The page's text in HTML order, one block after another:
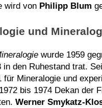
wird von Philipp Blum
und
wurde 1959
in den Ruhestand trat.
für Mineralogie und
bis 1974 Dekan der
Werner Smykatz-